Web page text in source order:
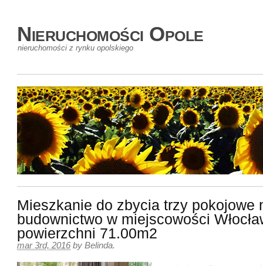
Nieruchomości Opole
nieruchomości z rynku opolskiego
Mieszkanie do zbycia trzy pokojowe
budownictwo w miejscowości
powierzchni 71.00m2
mar 3rd, 2016 by Belinda.